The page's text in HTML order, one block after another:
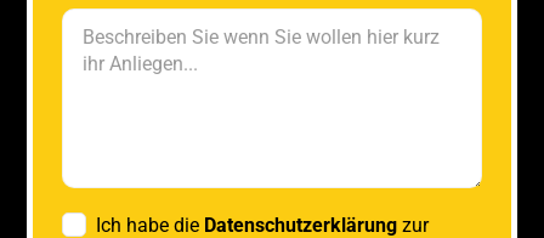
Ich habe die Datenschutzerklärung zur